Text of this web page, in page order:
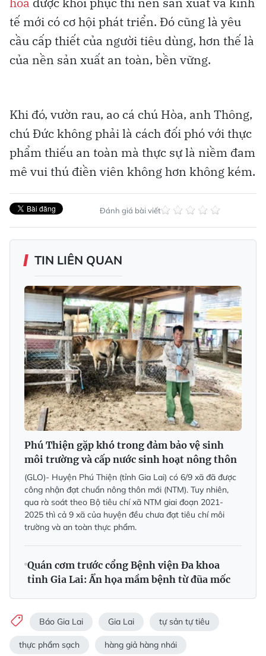
tế mới có cơ hội phát triển. Đó cũng là yêu
cầu cấp thiết của người tiêu dùng, hơn thế là
của nền sản xuất an toàn, bền vững.
Khi đó, vườn rau, ao cá chú Hòa, anh Thông,
chú Đức không phải là cách đối phó với thực
phẩm thiếu an toàn mà thực sự là niềm đam
mê vui thú điền viên không hơn không kém.
Đánh giá bài viết
TIN LIÊN QUAN
Phú Thiện gặp khó trong đảm bảo vệ sinh
môi trường và cấp nước sinh hoạt nông thôn
(GLO)- Huyện Phú Thiện (tỉnh Gia Lai) có 6/9 xã đã được
công nhận đạt chuẩn nông thôn mới (NTM). Tuy nhiên,
qua rà soát theo Bộ tiêu chí xã NTM giai đoạn 2021-
2025 thì cả 9 xã của huyện đều chưa đạt tiêu chí môi
trường và an toàn thực phẩm.
Quán cơm trước cổng Bệnh viện Đa khoa
tỉnh Gia Lai: Ẩn họa mầm bệnh từ đũa mốc
Báo Gia Lai Gia Lai tự sản tự tiêu
thực phẩm sạch hàng giả hàng nhái